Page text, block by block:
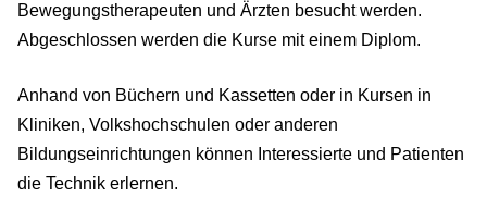
Bewegungstherapeuten und Ärzten besucht werden.
Abgeschlossen werden die Kurse mit einem Diplom.
Anhand von Büchern und Kassetten oder in Kursen in
Kliniken, Volkshochschulen oder anderen
Bildungseinrichtungen können Interessierte und Patienten
die Technik erlernen.